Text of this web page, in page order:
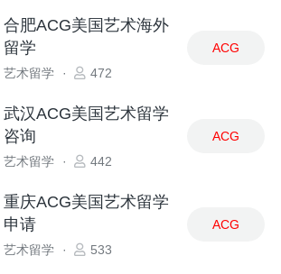
合肥ACG美国艺术海外
留学
艺术留学 · 472
ACG
武汉ACG美国艺术留学
咨询
艺术留学 · 442
ACG
重庆ACG美国艺术留学
申请
艺术留学 · 533
ACG